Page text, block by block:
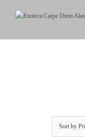
Sort by